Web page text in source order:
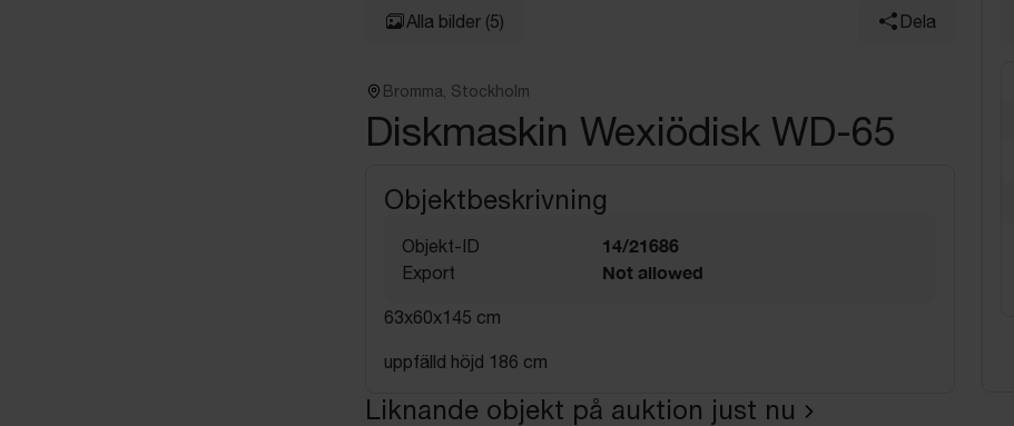
Alla bilder (5) Dela
Bromma, Stockholm
Diskmaskin Wexiödisk WD-65
Objektbeskrivning
Objekt-ID 14/21686
Export Not allowed
63x60x145 cm
uppfälld höjd 186 cm
Liknande objekt på auktion just nu